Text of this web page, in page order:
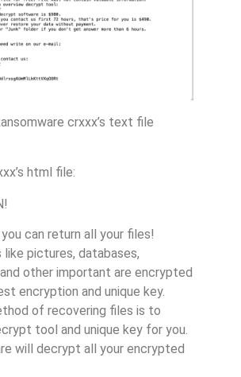
crxxx’s text file
html file:
you can return all your files!
like pictures, databases,
other important are encrypted
encryption and unique key.
of recovering files is to
tool and unique key for you.
will decrypt all your encrypted